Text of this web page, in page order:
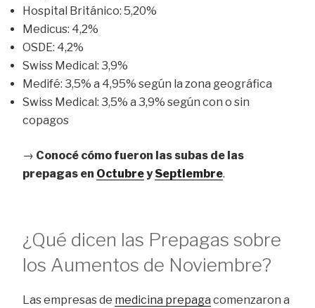
Hospital Británico: 5,20%
Medicus: 4,2%
OSDE: 4,2%
Swiss Medical: 3,9%
Medifé: 3,5% a 4,95% según la zona geográfica
Swiss Medical: 3,5% a 3,9% según con o sin
copagos
→ Conocé cómo fueron las subas de las
prepagas en OctubreySeptiembre.
¿Qué dicen las Prepagas sobre
los Aumentos de Noviembre?
Las empresas de medicina prepaga comenzaron a